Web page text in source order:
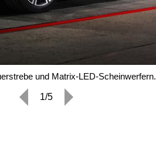
und Matrix-LED-Scheinwerfern.
1/5